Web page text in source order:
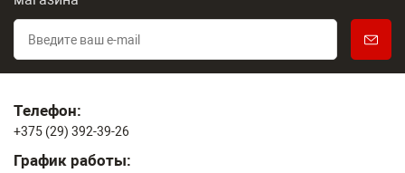
Телефон:
+375 (29) 392-39-26
График работы: